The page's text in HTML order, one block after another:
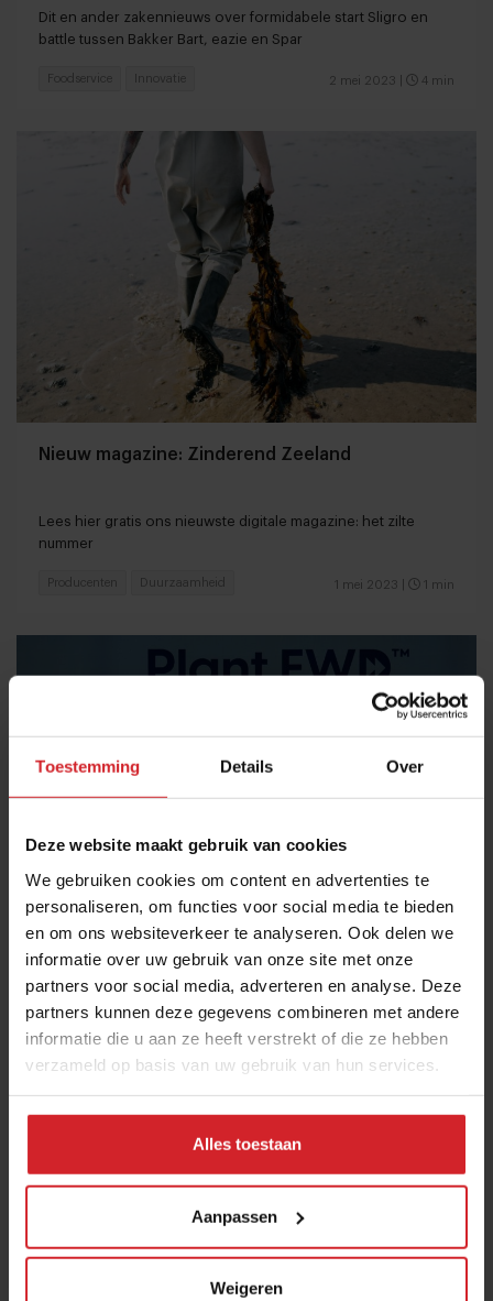
Toestemming Details Over
Deze website maakt gebruik van cookies
We gebruiken cookies om content en advertenties te
personaliseren, om functies voor social media te bieden
en om ons websiteverkeer te analyseren. Ook delen we
informatie over uw gebruik van onze site met onze
partners voor social media, adverteren en analyse. Deze
partners kunnen deze gegevens combineren met andere
informatie die u aan ze heeft verstrekt of die ze hebben
verzameld op basis van uw gebruik van hun services.
Alles toestaan
Aanpassen
Weigeren
Dit en ander zakennieuws over formidabele start Sligro en
battle tussen Bakker Bart, eazie en Spar
2 mei 2023 4 min
Foodservice Innovatie
Nieuw magazine: Zinderend Zeeland
Lees hier gratis ons nieuwste digitale magazine: het zilte
nummer
1 mei 2023 1 min
Producenten Duurzaamheid
Plant-forward gedachte groeit, toch is groene
bubbel nog altijd klein
Theater Amsterdam staat met Plant FWD in teken van een
plantaardige toekomst